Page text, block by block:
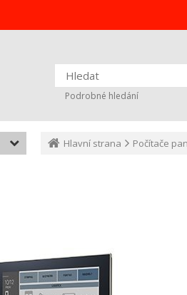
Podrobné hledání
Hlavní strana Počítače